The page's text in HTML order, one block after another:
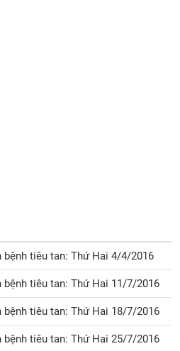
bệnh tiêu tan: Thứ Hai 4/4/2016
tiêu tan: Thứ Hai 11/7/2016
tiêu tan: Thứ Hai 18/7/2016
tiêu tan: Thứ Hai 25/7/2016